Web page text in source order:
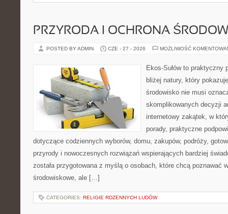
PRZYRODA I OCHRONA
POSTED BY ADMIN CZE - 27 - 2026 MOŻLIWOŚĆ
Ekos-Sułów to praktyczny
bliżej natury, który
środowisko nie musi
skomplikowanych decyzji
internetowy zakątek, w
porady, praktyczne
dotyczące codziennych wyborów, domu, zakupów, podróży,
przyrody i nowoczesnych rozwiązań wspierających bardziej
została przygotowana z myślą o osobach, które chcą poznawać
środowiskowe, ale […]
CATEGORIES: RELIGIE RDZENNYCH LUDÓW